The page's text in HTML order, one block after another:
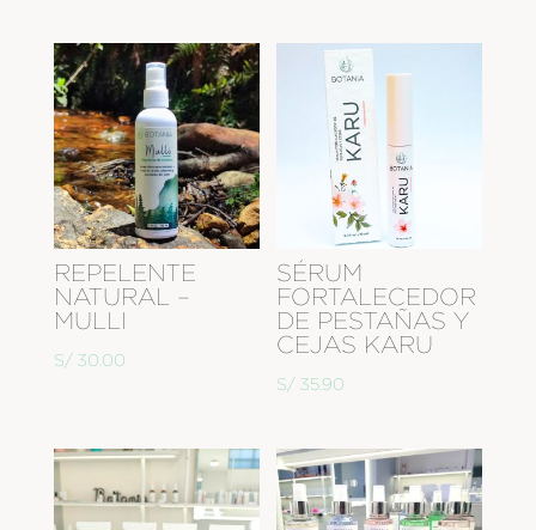
REPELENTE
NATURAL –
MULLI
S/ 30.00
SÉRUM
FORTALECEDOR
DE PESTAÑAS Y
CEJAS KARU
S/ 35.90